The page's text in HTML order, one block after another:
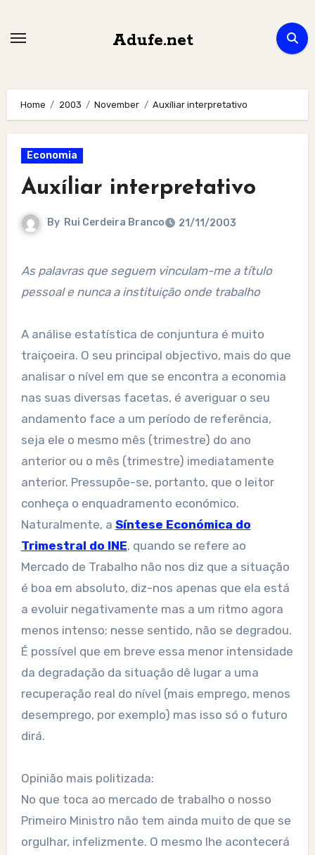
Adufe.net
Home 2003 November Auxíliar interpretativo
Economia
Auxíliar interpretativo
By Rui Cerdeira Branco 21/11/2003
As palavras que seguem vinculam-me a título
pessoal e nunca a instituição onde trabalho
A análise estatística de conjuntura é muito
traiçoeira. O seu principal objectivo, mais do que
analisar o nível em que se encontra a economia
nas suas diversas facetas, é averiguar o seu
andamento face a um período de referência,
seja ele o mesmo mês (trimestre) do ano
anterior ou o mês (trimestre) imediatamente
anterior. Pressupõe-se, portanto, que o leitor
conheça o enquadramento económico.
Naturalmente, a Síntese Económica do
Trimestral do INE, quando se refere ao
Mercado de Trabalho não nos diz que a situação
é boa em absoluto, diz-nos apenas que ela está
a evoluir negativamente mas a um ritmo agora
menos intenso; nesse sentido, não se degradou.
É possível que em breve essa menor intensidade
da degradação da situação dê lugar a uma
recuperação real do nível (mais emprego, menos
desemprego, por exemplo) mas isso só o futuro
dirá.
Opinião mais politizada:
No que toca ao mercado de trabalho o nosso
Primeiro Ministro não tem ainda muito de que se
orgulhar, infelizmente. O mesmo lhe acontecerá